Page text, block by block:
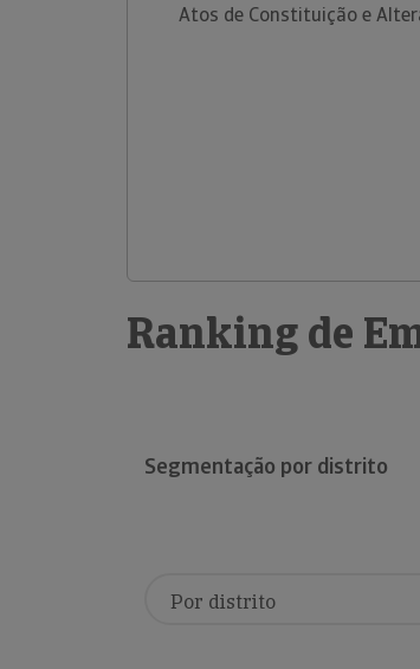
Atos de Constituição e
Ranking de
Segmentação por distrito